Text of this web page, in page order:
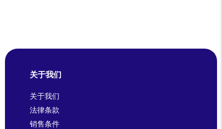
关于我们
关于我们
法律条款
销售条件